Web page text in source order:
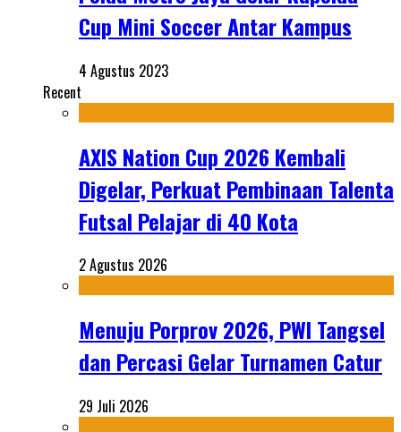
Cup Mini Soccer Antar Kampus
4 Agustus 2023
Recent
AXIS Nation Cup 2026 Kembali
Digelar, Perkuat Pembinaan Talenta
Futsal Pelajar di 40 Kota
2 Agustus 2026
Menuju Porprov 2026, PWI Tangsel
dan Percasi Gelar Turnamen Catur
29 Juli 2026